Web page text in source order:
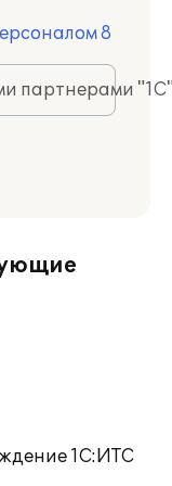
8
партнерами
1С:ИТС